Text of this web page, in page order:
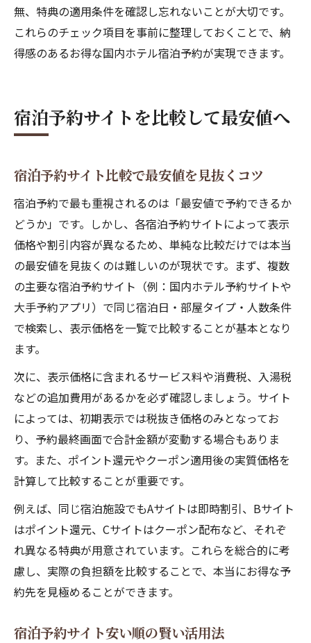
無、特典の適用条件を確認し忘れないことが大切です。
これらのチェック項目を事前に整理しておくことで、納
得感のあるお得な国内ホテル宿泊予約が実現できます。
宿泊予約サイトを比較して最安値へ
宿泊予約サイト比較で最安値を見抜くコツ
宿泊予約で最も重視されるのは「最安値で予約できるか
どうか」です。しかし、各宿泊予約サイトによって表示
価格や割引内容が異なるため、単純な比較だけでは本当
の最安値を見抜くのは難しいのが現状です。まず、複数
の主要な宿泊予約サイト（例：国内ホテル予約サイトや
大手予約アプリ）で同じ宿泊日・部屋タイプ・人数条件
で検索し、表示価格を一覧で比較することが基本となり
ます。
次に、表示価格に含まれるサービス料や消費税、入湯税
などの追加費用があるかを必ず確認しましょう。サイト
によっては、初期表示では税抜き価格のみとなってお
り、予約最終画面で合計金額が変動する場合もありま
す。また、ポイント還元やクーポン適用後の実質価格を
計算して比較することが重要です。
例えば、同じ宿泊施設でもAサイトは即時割引、Bサイト
はポイント還元、Cサイトはクーポン配布など、それぞ
れ異なる特典が用意されています。これらを総合的に考
慮し、実際の負担額を比較することで、本当にお得な予
約先を見極めることができます。
宿泊予約サイト安い順の賢い活用法